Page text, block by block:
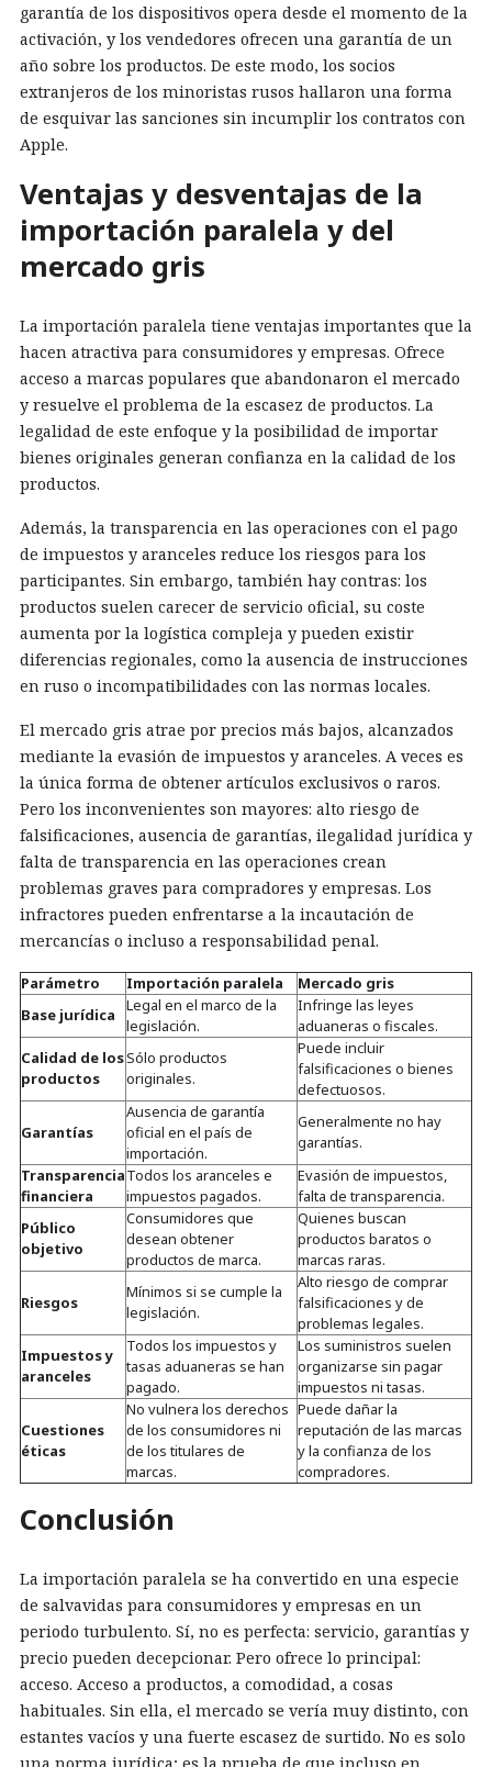
garantía de los dispositivos opera desde el momento de la
activación, y los vendedores ofrecen una garantía de un
año sobre los productos. De este modo, los socios
extranjeros de los minoristas rusos hallaron una forma
de esquivar las sanciones sin incumplir los contratos con
Apple.
Ventajas y desventajas de la
importación paralela y del
mercado gris
La importación paralela tiene ventajas importantes que la
hacen atractiva para consumidores y empresas. Ofrece
acceso a marcas populares que abandonaron el mercado
y resuelve el problema de la escasez de productos. La
legalidad de este enfoque y la posibilidad de importar
bienes originales generan confianza en la calidad de los
productos.
Además, la transparencia en las operaciones con el pago
de impuestos y aranceles reduce los riesgos para los
participantes. Sin embargo, también hay contras: los
productos suelen carecer de servicio oficial, su coste
aumenta por la logística compleja y pueden existir
diferencias regionales, como la ausencia de instrucciones
en ruso o incompatibilidades con las normas locales.
El mercado gris atrae por precios más bajos, alcanzados
mediante la evasión de impuestos y aranceles. A veces es
la única forma de obtener artículos exclusivos o raros.
Pero los inconvenientes son mayores: alto riesgo de
falsificaciones, ausencia de garantías, ilegalidad jurídica y
falta de transparencia en las operaciones crean
problemas graves para compradores y empresas. Los
infractores pueden enfrentarse a la incautación de
mercancías o incluso a responsabilidad penal.
Parámetro Importación paralela
Mercado gris
Base jurídica
Legal en el marco de la
legislación.
Infringe las leyes
aduaneras o fiscales.
Calidad de los
productos
Sólo productos
originales.
Puede incluir
falsificaciones o bienes
defectuosos.
Garantías
Ausencia de garantía
oficial en el país de
importación.
Generalmente no hay
garantías.
Transparencia
financiera
Todos los aranceles e
impuestos pagados.
Evasión de impuestos,
falta de transparencia.
Público
objetivo
Consumidores que
desean obtener
productos de marca.
Quienes buscan
productos baratos o
marcas raras.
Riesgos
Mínimos si se cumple la
legislación.
Alto riesgo de comprar
falsificaciones y de
problemas legales.
Impuestos y
aranceles
Todos los impuestos y
tasas aduaneras se han
pagado.
Los suministros suelen
organizarse sin pagar
impuestos ni tasas.
Cuestiones
éticas
No vulnera los derechos
de los consumidores ni
de los titulares de
marcas.
Puede dañar la
reputación de las marcas
y la confianza de los
compradores.
Conclusión
La importación paralela se ha convertido en una especie
de salvavidas para consumidores y empresas en un
periodo turbulento. Sí, no es perfecta: servicio, garantías y
precio pueden decepcionar. Pero ofrece lo principal:
acceso. Acceso a productos, a comodidad, a cosas
habituales. Sin ella, el mercado se vería muy distinto, con
estantes vacíos y una fuerte escasez de surtido. No es solo
una norma jurídica; es la prueba de que incluso en